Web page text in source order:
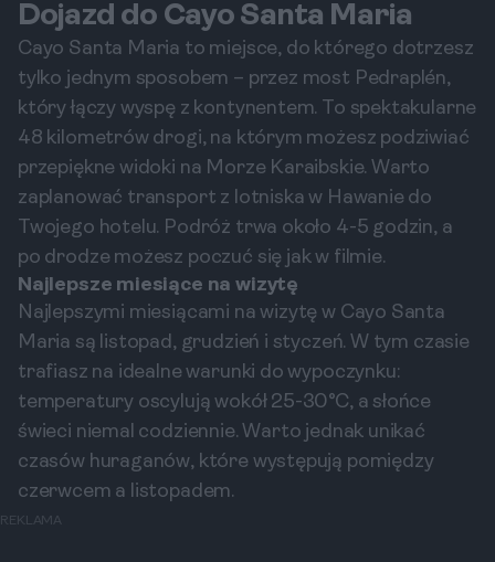
Dojazd do Cayo Santa Maria
Cayo Santa Maria to miejsce, do którego dotrzesz
tylko jednym sposobem – przez most Pedraplén,
który łączy wyspę z kontynentem. To spektakularne
48 kilometrów drogi, na którym możesz podziwiać
przepiękne widoki na Morze Karaibskie. Warto
zaplanować transport z lotniska w Hawanie do
Twojego hotelu. Podróż trwa około 4-5 godzin, a
po drodze możesz poczuć się jak w filmie.
Najlepsze miesiące na wizytę
Najlepszymi miesiącami na wizytę w Cayo Santa
Maria są listopad, grudzień i styczeń. W tym czasie
trafiasz na idealne warunki do wypoczynku:
temperatury oscylują wokół 25-30°C, a słońce
świeci niemal codziennie. Warto jednak unikać
czasów huraganów, które występują pomiędzy
czerwcem a listopadem.
REKLAMA